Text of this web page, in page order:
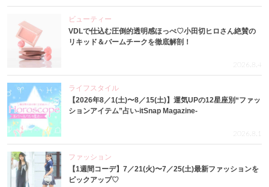
ビューティー
VDLで仕込む圧倒的透明感ほっぺ♡小田切ヒロさん絶賛の
リキッド＆バームチークを徹底解剖！
2026.8.4
ライフスタイル
【2026年8／1(土)〜8／15(土)】運気UPの12星座別“ファッ
ションアイテム”占い-itSnap Magazine-
2026.8.1
ファッション
【1週間コーデ】7／21(火)〜7／25(土)最新ファッションを
ピックアップ♡